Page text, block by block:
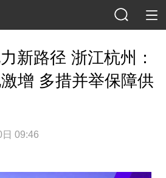
新路径 浙江杭州：
增 多措并举保障供
09:46